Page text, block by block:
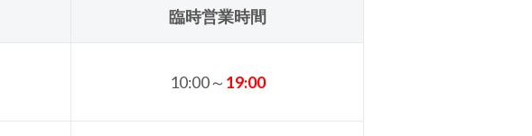
臨時営業時間
10:00～ 19:00